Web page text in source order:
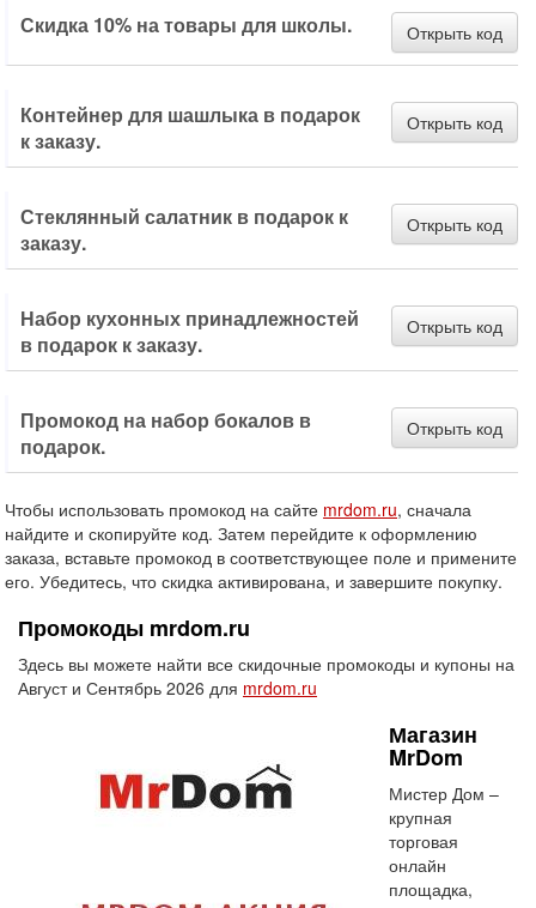
Скидка 10% на товары для школы. Открыть код
Контейнер для шашлыка в подарок
к заказу.
Открыть код
Стеклянный салатник в подарок к
заказу.
Открыть код
Набор кухонных принадлежностей
в подарок к заказу.
Открыть код
Промокод на набор бокалов в
подарок.
Открыть код
Чтобы использовать промокод на сайте mrdom.ru, сначала
найдите и скопируйте код. Затем перейдите к оформлению
заказа, вставьте промокод в соответствующее поле и примените
его. Убедитесь, что скидка активирована, и завершите покупку.
Промокоды mrdom.ru
Здесь вы можете найти все скидочные промокоды и купоны на
Август и Сентябрь 2026 для mrdom.ru
Магазин
MrDom
Мистер Дом –
крупная
торговая
онлайн
площадка,